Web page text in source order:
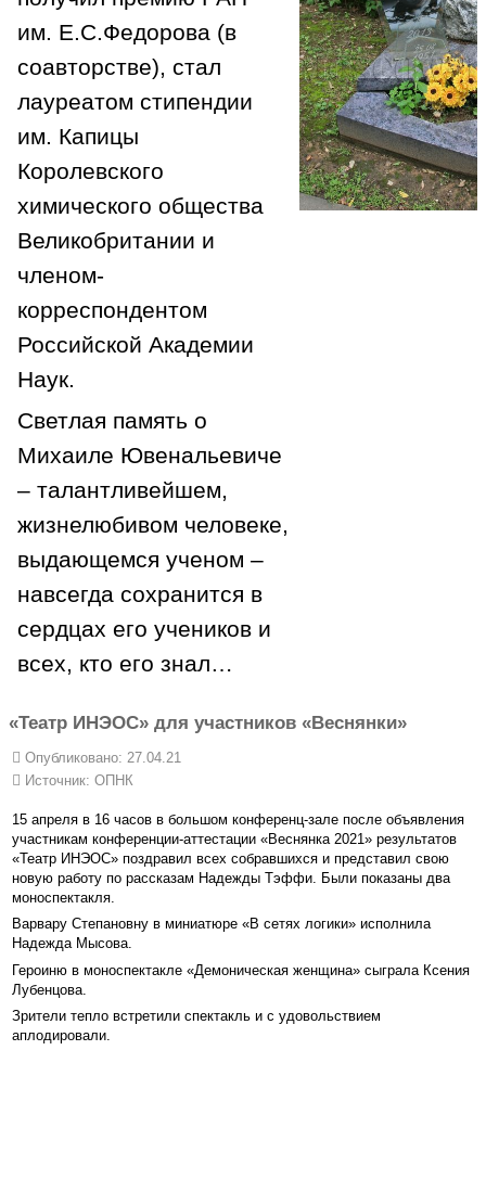
им. Е.С.Федорова (в
соавторстве), стал
лауреатом стипендии
им. Капицы
Королевского
химического общества
Великобритании и
членом-
корреспондентом
Российской Академии
Наук.
Светлая память о
Михаиле Ювенальевиче
– талантливейшем,
жизнелюбивом человеке,
выдающемся ученом –
навсегда сохранится в
сердцах его учеников и
всех, кто его знал…
«Театр ИНЭОС» для участников «Веснянки»
Опубликовано: 27.04.21
Источник: ОПНК
15 апреля в 16 часов в большом конференц-зале после объявления
участникам конференции-аттестации «Веснянка 2021» результатов
«Театр ИНЭОС» поздравил всех собравшихся и представил свою
новую работу по рассказам Надежды Тэффи. Были показаны два
моноспектакля.
Варвару Степановну в миниатюре «В сетях логики» исполнила
Надежда Мысова.
Героиню в моноспектакле «Демоническая женщина» сыграла Ксения
Лубенцова.
Зрители тепло встретили спектакль и с удовольствием
аплодировали.